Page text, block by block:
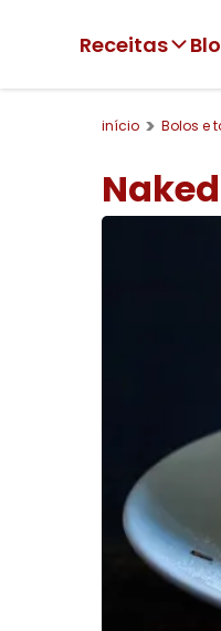
Receitas
início Bolos e